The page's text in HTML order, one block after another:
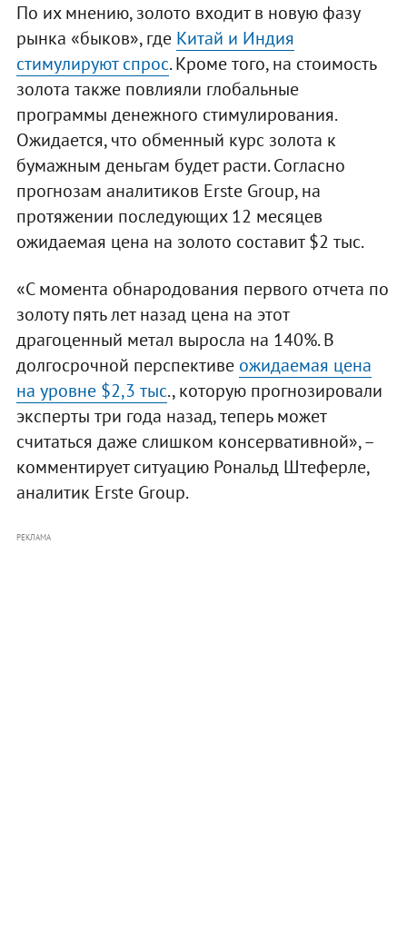
По их мнению, золото входит в новую фазу
рынка «быков», где Китай и Индия
стимулируют спрос. Кроме того, на стоимость
золота также повлияли глобальные
программы денежного стимулирования.
Ожидается, что обменный курс золота к
бумажным деньгам будет расти. Согласно
прогнозам аналитиков Erste Group, на
протяжении последующих 12 месяцев
ожидаемая цена на золото составит $2 тыс.
«С момента обнародования первого отчета по
золоту пять лет назад цена на этот
драгоценный метал выросла на 140%. В
долгосрочной перспективе ожидаемая цена
на уровне $2,3 тыс., которую прогнозировали
эксперты три года назад, теперь может
считаться даже слишком консервативной», –
комментирует ситуацию Рональд Штеферле,
аналитик Erste Group.
РЕКЛАМА